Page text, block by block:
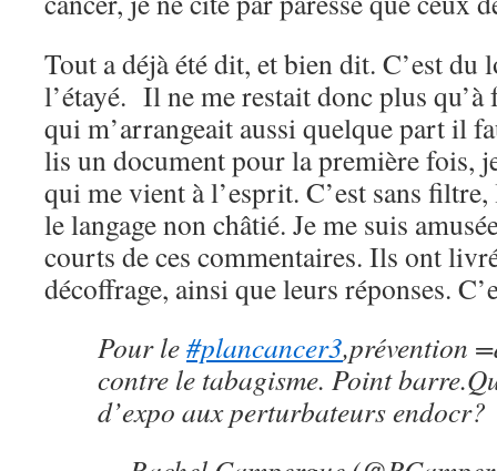
Tout a déjà été dit, et bien dit. C’est du
l’étayé. Il ne me restait donc plus qu’à
qui m’arrangeait aussi quelque part il
lis un document pour la première fois,
qui me vient à l’esprit. C’est sans
le langage non châtié. Je me suis
courts de ces commentaires. Ils ont
décoffrage, ainsi que leurs réponses.
Pour le#plancancer3,prévention
contre le tabagisme. Point
d’expo aux perturbateurs endocr?